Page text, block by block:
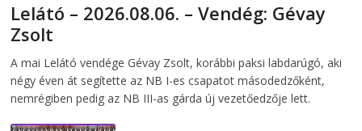
Lelátó – 2026.08.06. – Vendég: Gévay
Zsolt
A mai Lelátó vendége Gévay Zsolt, korábbi paksi labdarúgó, aki
négy éven át segítette az NB I-es csapatot másodedzőként,
nemrégiben pedig az NB III-as gárda új vezetőedzője lett.